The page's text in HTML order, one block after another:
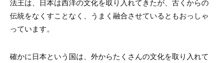
法王は、日本は西洋の文化を取り入れてきたが、古くからの
伝統をなくすことなく、うまく融合させているともおっしゃ
っています。
確かに日本という国は、外からたくさんの文化を取り入れて